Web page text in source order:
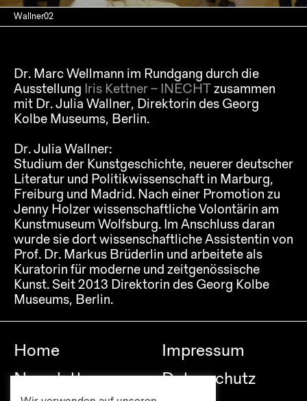
Wallner02
Dr. Marc Wellmann im Rundgang durch die
Ausstellung Iris Kettner – INECHTzusammen
mit Dr. Julia Wallner, Direktorin des Georg
Kolbe Museums, Berlin.
Dr. Julia Wallner:
Studium der Kunstgeschichte, neuerer deutscher
Literatur und Politikwissenschaft in Marburg,
Freiburg und Madrid. Nach einer Promotion zu
Jenny Holzer wissenschaftliche Volontärin am
Kunstmuseum Wolfsburg. Im Anschluss daran
wurde sie dort wissenschaftliche Assistentin von
Prof. Dr. Markus Brüderlin und arbeitete als
Kuratorin für moderne und zeitgenössische
Kunst. Seit 2013 Direktorin des Georg Kolbe
Museums, Berlin.
Home
Newsletter
Impressum
Datenschutz